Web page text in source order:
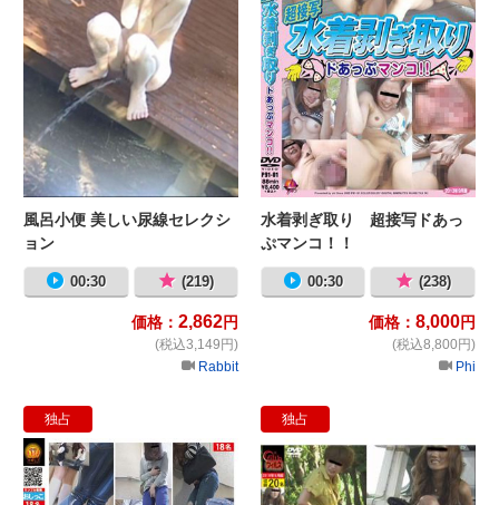
風呂小便 美しい尿線セレクシ
ョン
00:30 (219)
価格： 2,862円
(税込3,149円)
Rabbit
水着剥ぎ取り 超接写ドあっ
ぷマンコ！！
00:30 (238)
価格： 8,000円
(税込8,800円)
Phi
独占 独占